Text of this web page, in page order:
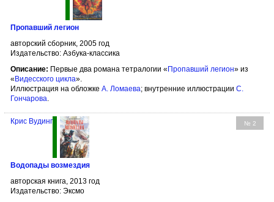
Пропавший легион
авторский сборник, 2005 год
Издательство: Азбука-классика
Описание: Первые два романа тетралогии «Пропавший легион» из
«Видесского цикла».
Иллюстрация на обложке А. Ломаева; внутренние иллюстрации С.
Гончарова
№ 2
Крис Вудинг
Водопады возмездия
авторская книга, 2013 год
Издательство: Эксмо